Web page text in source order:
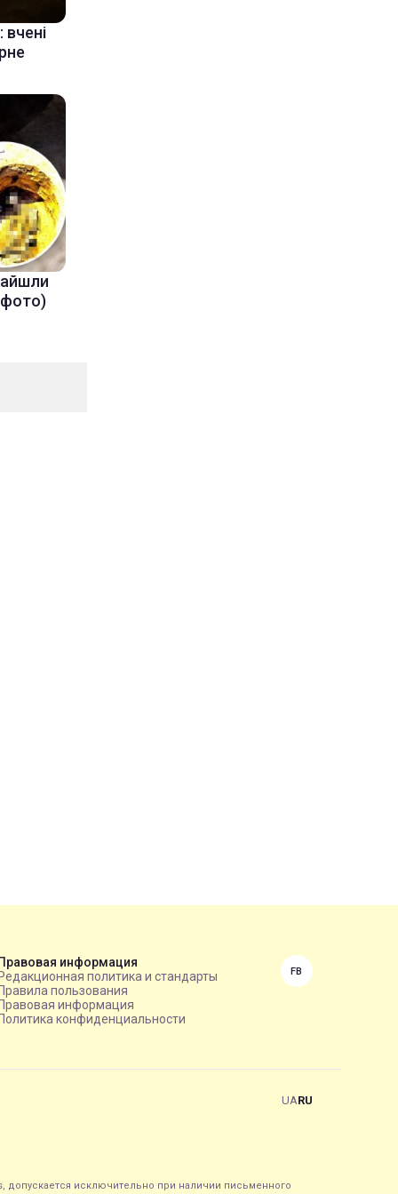
информация
политика и стандарты
пользования
информация
конфиденциальности
FB
UARU
исключительно при наличии письменного